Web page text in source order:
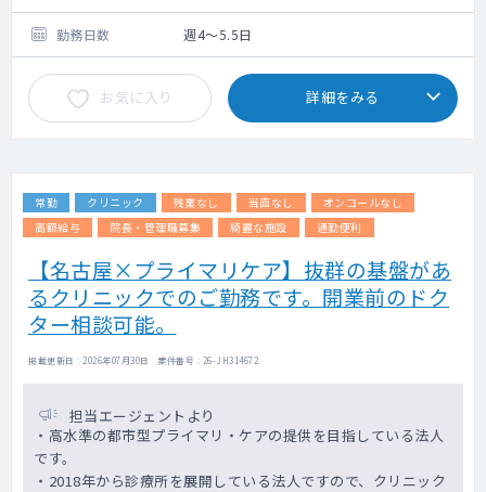
害、認知症、アルコール依存症等が多いです
病棟管理：25～30床程度/名
・3年目（非指定医）：1200万円（週5日、当
直4回／月の手当を含む）※ご経験等によりご
相談の上決定いたします
勤務日数 週4～5.5日
お気に入り 詳細をみる
常勤 クリニック 残業なし 当直なし
オンコールなし
高額給与
院長・管理職募集 綺麗な施設 通勤便利
【名古屋×プライマリケア】抜群の基盤があ
るクリニックでのご勤務です。開業前のドク
ター相談可能。
掲載更新日 : 2026年07月30日 案件番号 : 26-JH314672
担当エージェントより
・高水準の都市型プライマリ・ケアの提供を目指している法人
です。
・2018年から診療所を展開している法人ですので、クリニック